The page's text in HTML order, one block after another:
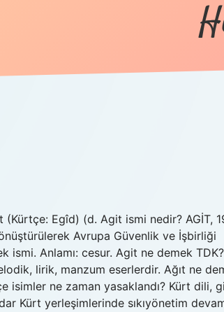
Egîd) (d. Agit ismi nedir? AGİT,
Avrupa Güvenlik ve İşbirliği
ismi. Anlamı: cesur. Agit ne demek TDK?
lirik, manzum eserlerdir. Ağıt ne
isimler ne zaman yasaklandı? Kürt dili,
Kürt yerleşimlerinde sıkıyönetim